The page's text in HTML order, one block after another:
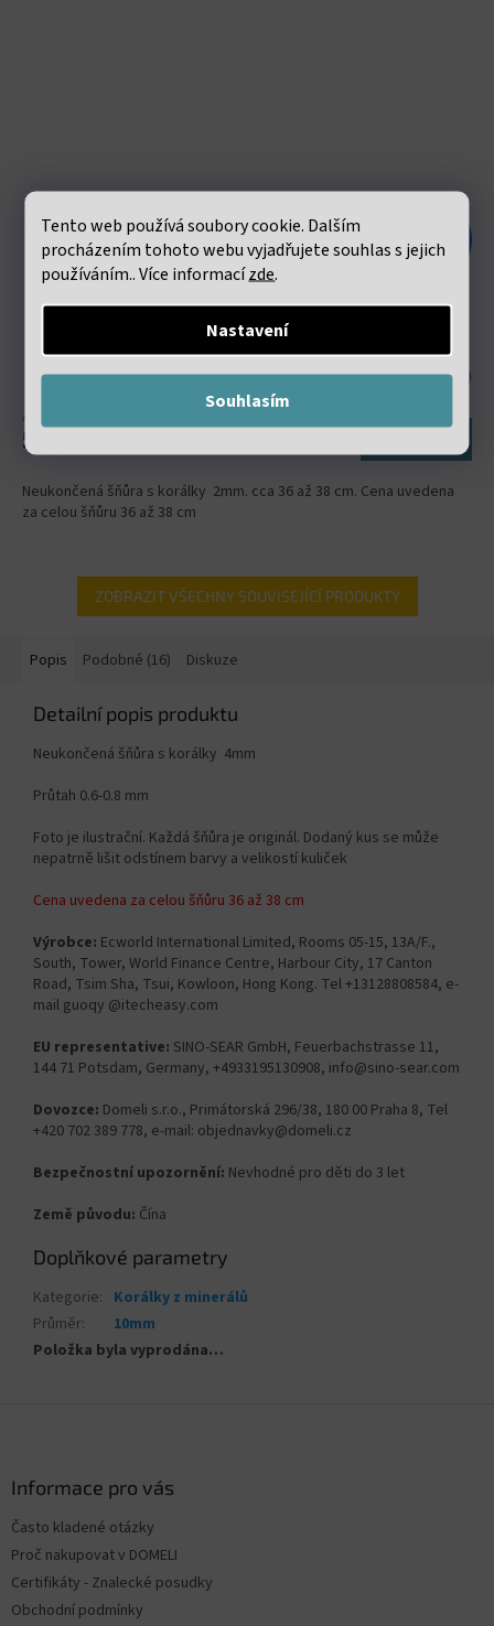
Tento web používá soubory cookie. Dalším
procházením tohoto webu vyjadřujete souhlas s jejich
používáním.. Více informacízde.
Nastavení
Souhlasím
–52 %
Jaspis Bumblebee fasetovaný 2mm šňůra 36 až 38 cm
Skladem(10 šňůra)
46,28 Kč bez DPH
56 Kč
Neukončená šňůra s korálky 2mm. cca 36 až 38 cm. Cena uvedena
za celou šňůru 36 až 38 cm
ZOBRAZIT VŠECHNY SOUVISEJÍCÍ PRODUKTY
Popis Podobné (16) Diskuze
Detailní popis produktu
Neukončená šňůra s korálky 4mm
Průtah 0.6-0.8 mm
Foto je ilustrační. Každá šňůra je originál. Dodaný kus se může
nepatrně lišit odstínem barvy a velikostí kuliček
Cena uvedena za celou šňůru 36 až 38 cm
Výrobce: Ecworld International Limited, Rooms 05-15, 13A/F.,
South, Tower, World Finance Centre, Harbour City, 17 Canton
Road, Tsim Sha, Tsui, Kowloon, Hong Kong. Tel +13128808584, e-
mail guoqy @itecheasy.com
EU representative: SINO-SEAR GmbH, Feuerbachstrasse 11,
144 71 Potsdam, Germany, +4933195130908, info@sino-sear.com
Dovozce: Domeli s.r.o., Primátorská 296/38, 180 00 Praha 8, Tel
+420 702 389 778, e-mail: objednavky@domeli.cz
Bezpečnostní upozornění: Nevhodné pro děti do 3 let
Země původu: Čína
Doplňkové parametry
Kategorie: Korálky z minerálů
Průměr:
10mm
Položka byla vyprodána…
Informace pro vás
Často kladené otázky
Proč nakupovat v DOMELI
Certifikáty - Znalecké posudky
Obchodní podmínky